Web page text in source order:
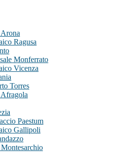
Ragusa
Monferrato
Vicenza
Torres
Paestum
Gallipoli